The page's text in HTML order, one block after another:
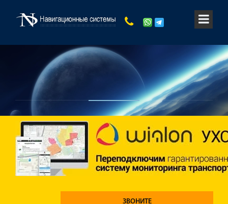
ЗВОНИТЕ